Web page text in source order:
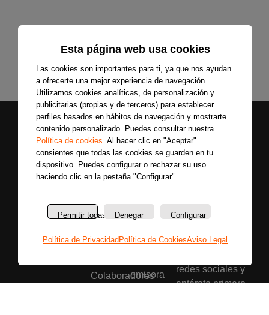
Esta página web usa cookies
Las cookies son importantes para ti, ya que nos ayudan
a ofrecerte una mejor experiencia de navegación.
Utilizamos cookies analíticas, de personalización y
publicitarias (propias y de terceros) para establecer
perfiles basados en hábitos de navegación y mostrarte
contenido personalizado. Puedes consultar nuestra
Política de cookies. Al hacer clic en "Aceptar"
consientes que todas las cookies se guarden en tu
dispositivo. Puedes configurar o rechazar su uso
haciendo clic en la pestaña "Configurar".
Permitir todas Denegar Configurar
Política de Privacidad Política de CookiesAviso Legal
Secciones
Últimas
Colaboradores
Sobre
nosotros
emisora
Síguenos
redes sociales y
entérate primero